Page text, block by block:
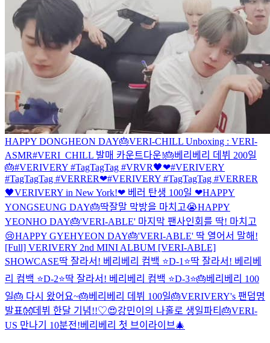
HAPPY DONGHEON DAY🎂VERI-CHILL Unboxing : VERI-
ASMR#VERI_CHILL 발매 카운트다운!🎂베리베리 데뷔 200일
🎂#VERIVERY #TagTagTag #VRVR🖤❤#VERIVERY
#TagTagTag #VERRER❤#VERIVERY #TagTagTag #VERRER
🖤VERIVERY in New York!❤ 베러 탄생 100일 ❤HAPPY
YONGSEUNG DAY🎂딱잘말 막방을 마치고😭HAPPY
YEONHO DAY🎂'VERI-ABLE' 마지막 팬사인회를 딱! 마치고
😢HAPPY GYEHYEON DAY🎂'VERI-ABLE' 딱 열어서 말해!
[Full] VERIVERY 2nd MINI ALBUM [VERI-ABLE]
SHOWCASE딱 잘라서! 베리베리 컴백 ⭐D-1⭐딱 잘라서! 베리베
리 컴백 ⭐D-2⭐딱 잘라서! 베리베리 컴백 ⭐D-3⭐🎂베리베리 100
일🎂 다시 왔어요~🎂베리베리 데뷔 100일🎂VERIVERY's 팬덤명
발표👐데뷔 한달 기념!!♡😍강민이의 나홀로 생일파티🎂VERI-
US 만나기 10분전!베리베리 첫 브이라이브🎄